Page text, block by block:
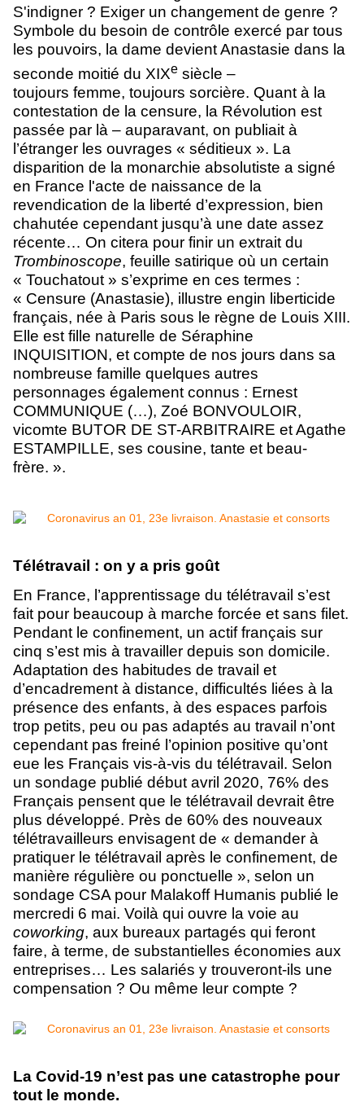
S'indigner ? Exiger un changement de genre ?
Symbole du besoin de contrôle exercé par tous
les pouvoirs, la dame devient Anastasie dans la
seconde moitié du XIXe siècle –
toujours femme, toujours sorcière. Quant à la
contestation de la censure, la Révolution est
passée par là – auparavant, on publiait à
l’étranger les ouvrages « séditieux ». La
disparition de la monarchie absolutiste a signé
en France l'acte de naissance de la
revendication de la liberté d’expression, bien
chahutée cependant jusqu’à une date assez
récente… On citera pour finir un extrait du
Trombinoscope, feuille satirique où un certain
« Touchatout » s’exprime en ces termes :
« Censure (Anastasie), illustre engin liberticide
français, née à Paris sous le règne de Louis XIII.
Elle est fille naturelle de Séraphine
INQUISITION, et compte de nos jours dans sa
nombreuse famille quelques autres
personnages également connus : Ernest
COMMUNIQUE (…), Zoé BONVOULOIR,
vicomte BUTOR DE ST-ARBITRAIRE et Agathe
ESTAMPILLE, ses cousine, tante et beau-
frère. ».
Télétravail : on y a pris goût
En France, l’apprentissage du télétravail s’est
fait pour beaucoup à marche forcée et sans filet.
Pendant le confinement, un actif français sur
cinq s’est mis à travailler depuis son domicile.
Adaptation des habitudes de travail et
d’encadrement à distance, difficultés liées à la
présence des enfants, à des espaces parfois
trop petits, peu ou pas adaptés au travail n’ont
cependant pas freiné l’opinion positive qu’ont
eue les Français vis-à-vis du télétravail. Selon
un sondage publié début avril 2020, 76% des
Français pensent que le télétravail devrait être
plus développé. Près de 60% des nouveaux
télétravailleurs envisagent de « demander à
pratiquer le télétravail après le confinement, de
manière régulière ou ponctuelle », selon un
sondage CSA pour Malakoff Humanis publié le
mercredi 6 mai. Voilà qui ouvre la voie au
coworking, aux bureaux partagés qui feront
faire, à terme, de substantielles économies aux
entreprises… Les salariés y trouveront-ils une
compensation ? Ou même leur compte ?
La Covid-19 n’est pas une catastrophe pour
tout le monde.